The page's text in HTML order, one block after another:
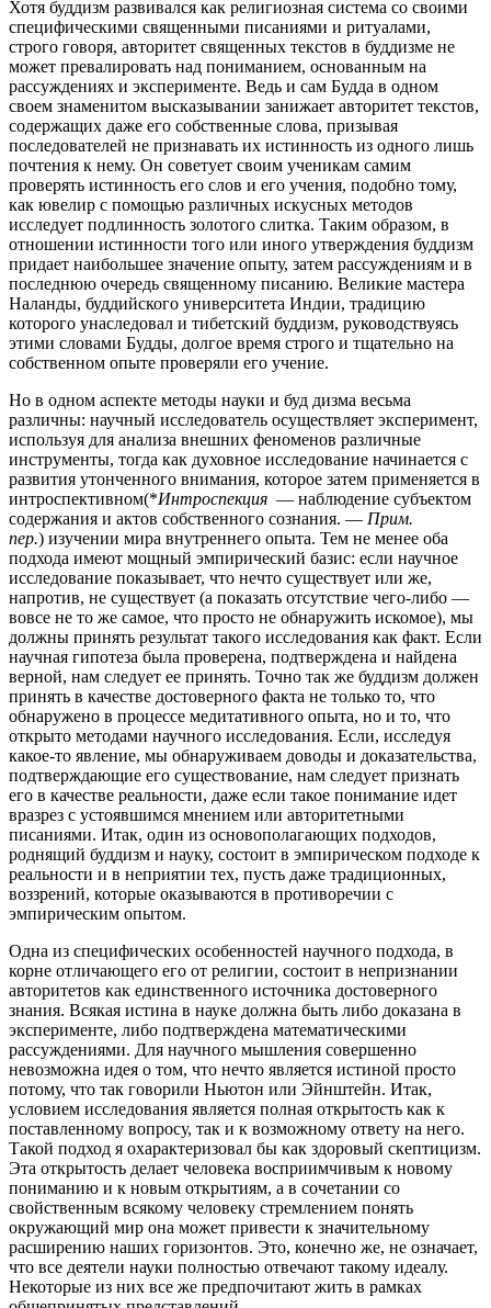
Хотя буддизм развивался как религиозная система со своими
специфическими священными писаниями и ритуалами,
строго говоря, авторитет священных текстов в буддизме не
может превалировать над пониманием, основанным на
рассуждениях и эксперименте. Ведь и сам Будда в одном
своем знаменитом высказывании занижает авторитет текстов,
содержащих даже его собственные слова, призывая
последователей не признавать их истинность из одного лишь
почтения к нему. Он советует своим ученикам самим
проверять истинность его слов и его учения, подобно тому,
как ювелир с помощью различных искусных методов
исследует подлинность золотого слитка. Таким образом, в
отношении истинности того или иного утверждения буддизм
придает наибольшее значение опыту, затем рассуждениям и в
последнюю очередь священному писанию. Великие мастера
Наланды, буддийского университета Индии, традицию
которого унаследовал и тибетский буддизм, руководствуясь
этими словами Будды, долгое время строго и тщательно на
собственном опыте проверяли его учение.
Но в одном аспекте методы науки и буд дизма весьма
различны: научный исследователь осуществляет эксперимент,
используя для анализа внешних феноменов различные
инструменты, тогда как духовное исследование начинается с
развития утонченного внимания, которое затем применяется в
интроспективном(*Интроспекция — наблюдение субъектом
содержания и актов собственного сознания. — Прим.
пер.) изучении мира внутреннего опыта. Тем не менее оба
подхода имеют мощный эмпирический базис: если научное
исследование показывает, что нечто существует или же,
напротив, не существует (а показать отсутствие чего-либо —
вовсе не то же самое, что просто не обнаружить искомое), мы
должны принять результат такого исследования как факт. Если
научная гипотеза была проверена, подтверждена и найдена
верной, нам следует ее принять. Точно так же буддизм должен
принять в качестве достоверного факта не только то, что
обнаружено в процессе медитативного опыта, но и то, что
открыто методами научного исследования. Если, исследуя
какое-то явление, мы обнаруживаем доводы и доказательства,
подтверждающие его существование, нам следует признать
его в качестве реальности, даже если такое понимание идет
вразрез с устоявшимся мнением или авторитетными
писаниями. Итак, один из основополагающих подходов,
роднящий буддизм и науку, состоит в эмпирическом подходе к
реальности и в неприятии тех, пусть даже традиционных,
воззрений, которые оказываются в противоречии с
эмпирическим опытом.
Одна из специфических особенностей научного подхода, в
корне отличающего его от религии, состоит в непризнании
авторитетов как единственного источника достоверного
знания. Всякая истина в науке должна быть либо доказана в
эксперименте, либо подтверждена математическими
рассуждениями. Для научного мышления совершенно
невозможна идея о том, что нечто является истиной просто
потому, что так говорили Ньютон или Эйнштейн. Итак,
условием исследования является полная открытость как к
поставленному вопросу, так и к возможному ответу на него.
Такой подход я охарактеризовал бы как здоровый скептицизм.
Эта открытость делает человека восприимчивым к новому
пониманию и к новым открытиям, а в сочетании со
свойственным всякому человеку стремлением понять
окружающий мир она может привести к значительному
расширению наших горизонтов. Это, конечно же, не означает,
что все деятели науки полностью отвечают такому идеалу.
Некоторые из них все же предпочитают жить в рамках